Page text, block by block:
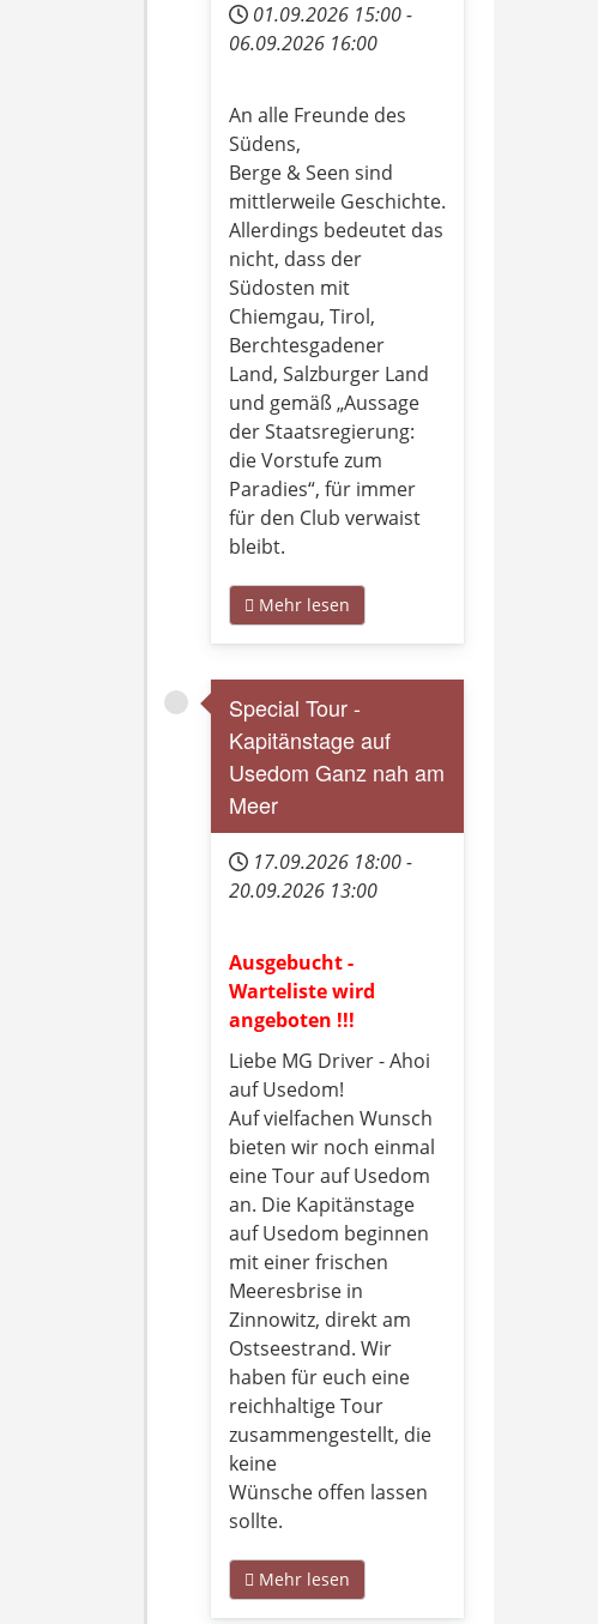
01.09.2026 15:00 -
06.09.2026 16:00
An alle Freunde des
Südens,
Berge & Seen sind
mittlerweile Geschichte.
Allerdings bedeutet das
nicht, dass der
Südosten mit
Chiemgau, Tirol,
Berchtesgadener
Land, Salzburger Land
und gemäß „Aussage
der Staatsregierung:
die Vorstufe zum
Paradies“, für immer
für den Club verwaist
bleibt.
Mehr lesen
Special Tour -
Kapitänstage auf
Usedom Ganz nah am
Meer
17.09.2026 18:00 -
20.09.2026 13:00
Ausgebucht -
Warteliste wird
angeboten !!!
Liebe MG Driver - Ahoi
auf Usedom!
Auf vielfachen Wunsch
bieten wir noch einmal
eine Tour auf Usedom
an. Die Kapitänstage
auf Usedom beginnen
mit einer frischen
Meeresbrise in
Zinnowitz, direkt am
Ostseestrand. Wir
haben für euch eine
reichhaltige Tour
zusammengestellt, die
keine
Wünsche offen lassen
sollte.
Mehr lesen